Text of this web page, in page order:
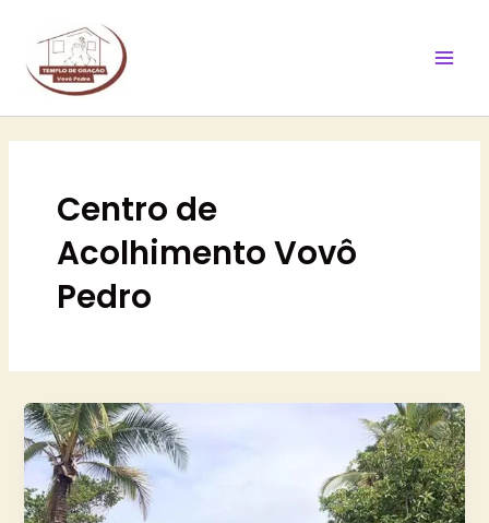
conteúdo
Centro de
Acolhimento Vovô
Pedro